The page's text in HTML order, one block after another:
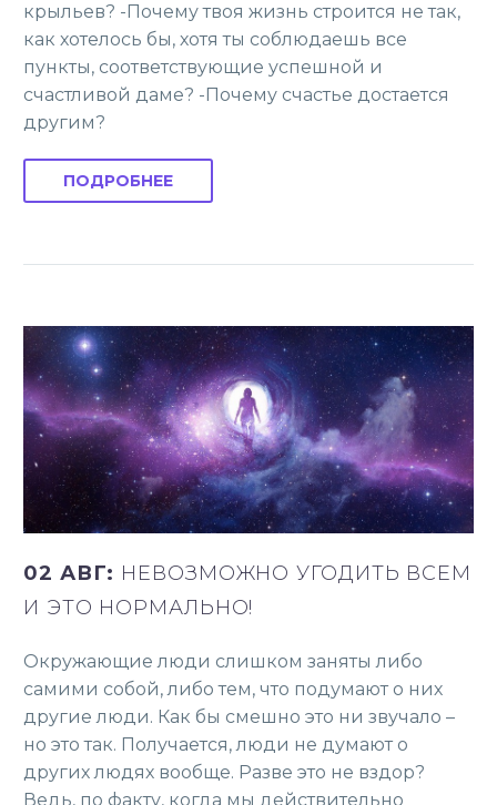
крыльев? -Почему твоя жизнь строится не так,
как хотелось бы, хотя ты соблюдаешь все
пункты, соответствующие успешной и
счастливой даме? -Почему счастье достается
другим?
ПОДРОБНЕЕ
02 АВГ: НЕВОЗМОЖНО УГОДИТЬ ВСЕМ
И ЭТО НОРМАЛЬНО!
Окружающие люди слишком заняты либо
самими собой, либо тем, что подумают о них
другие люди. Как бы смешно это ни звучало –
но это так. Получается, люди не думают о
других людях вообще. Разве это не вздор?
Ведь, по факту, когда мы действительно